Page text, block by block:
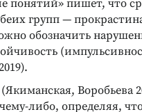
понятий» пишет, что
групп —
обозначить
(Якиманская, Воробьева
либо, определяя,